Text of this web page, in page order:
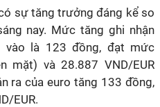
sự tăng trưởng đáng kể so
nay. Mức tăng ghi nhận
vào là 123 đồng, đạt mức
mặt) và 28.887 VND/EUR
ra của euro tăng 133 đồng,
EUR.